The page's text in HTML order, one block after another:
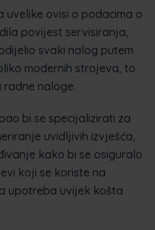
uvelike ovisi o podacima o
povijest servisiranja,
svaki nalog putem
modernih strojeva, to
radne naloge.
bi se specijalizirati za
uvidljivih izvješća,
kako bi se osiguralo
koji se koriste na
upotreba uvijek košta